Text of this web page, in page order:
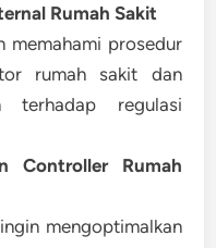
Rumah Sakit
memahami prosedur
rumah sakit dan
terhadap regulasi
Controller Rumah
mengoptimalkan